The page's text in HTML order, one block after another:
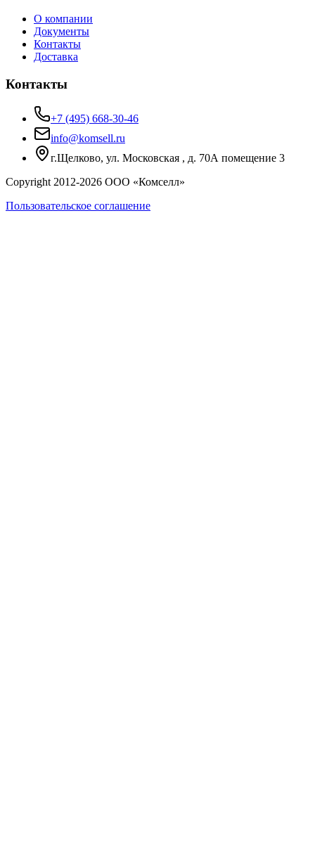
О компании
Документы
Контакты
Доставка
Контакты
+7 (495) 668-30-46
info@komsell.ru
г.Щелково, ул. Московская , д. 70А помещение 3
Copyright 2012-2026 ООО «Комселл»
Пользовательское соглашение